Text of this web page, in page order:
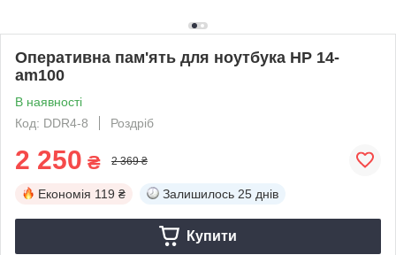
Оперативна пам'ять для ноутбука HP 14-
am100
В наявності
Код: DDR4-8
Роздріб
2 250 ₴ 2 369 ₴
Економія 119 ₴ Залишилось 25 днів
Купити